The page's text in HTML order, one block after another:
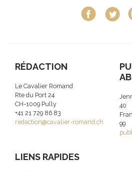
RÉDACTION
Le Cavalier Romand
Rte du Port 24
CH-1009 Pully
+41 21 729 86 83
redaction@cavalier-romand.ch
40
99
LIENS RAPIDES